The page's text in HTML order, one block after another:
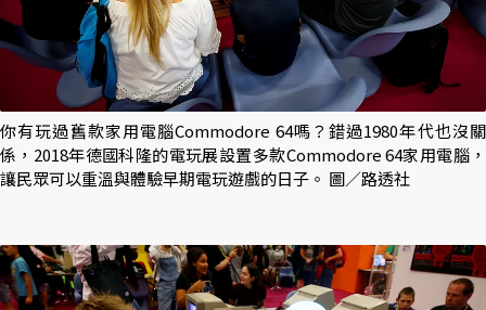
你有玩過舊款家用電腦Commodore 64嗎？錯過1980年代也沒關
係，2018年德國科隆的電玩展設置多款Commodore 64家用電腦，
讓民眾可以重溫與體驗早期電玩遊戲的日子。 圖／路透社